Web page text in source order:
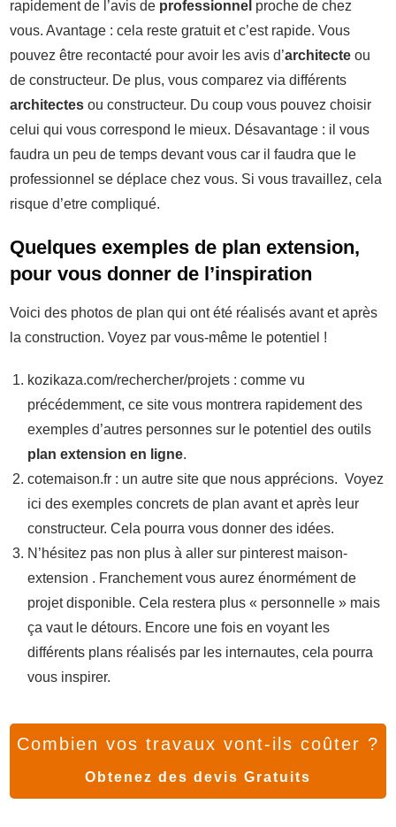
rapidement de l’avis de professionnel proche de chez
vous. Avantage : cela reste gratuit et c’est rapide. Vous
pouvez être recontacté pour avoir les avis d’architecte ou
de constructeur. De plus, vous comparez via différents
architectes ou constructeur. Du coup vous pouvez choisir
celui qui vous correspond le mieux. Désavantage : il vous
faudra un peu de temps devant vous car il faudra que le
professionnel se déplace chez vous. Si vous travaillez, cela
risque d’etre compliqué.
Quelques exemples de plan extension,
pour vous donner de l’inspiration
Voici des photos de plan qui ont été réalisés avant et après
la construction. Voyez par vous-même le potentiel !
kozikaza.com/rechercher/projets : comme vu
précédemment, ce site vous montrera rapidement des
exemples d’autres personnes sur le potentiel des outils
plan extension en ligne.
cotemaison.fr : un autre site que nous apprécions. Voyez
ici des exemples concrets de plan avant et après leur
constructeur. Cela pourra vous donner des idées.
N’hésitez pas non plus à aller sur pinterest maison-
extension . Franchement vous aurez énormément de
projet disponible. Cela restera plus « personnelle » mais
ça vaut le détours. Encore une fois en voyant les
différents plans réalisés par les internautes, cela pourra
vous inspirer.
Combien vos travaux vont-ils coûter ?
Obtenez des devis Gratuits